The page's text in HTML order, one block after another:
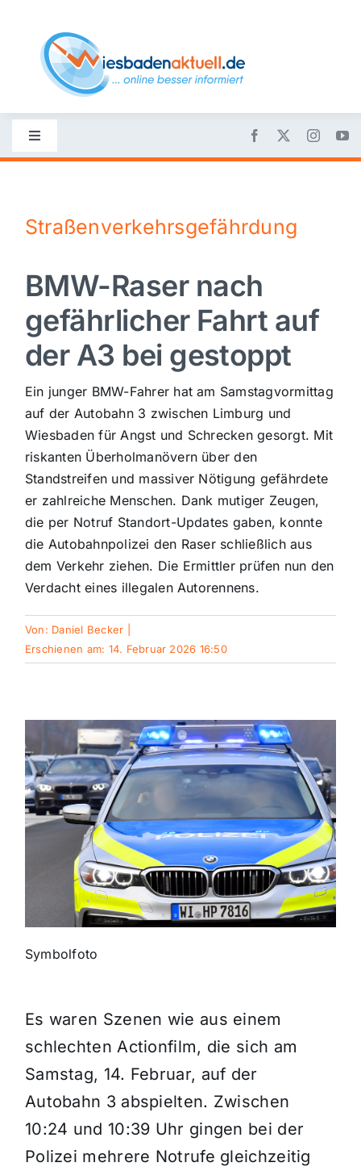
content
Toggle
Navigation
Nachrichten
Politik
Wirtschaft
Sport
Kultur
Panorama
Mein Stadtteil
Verkehrsmeldungen
Themen und Termine
Gewinnspiele
Straßenverkehrsgefährdung
BMW-Raser nach
gefährlicher Fahrt auf
der A3 bei gestoppt
Ein junger BMW-Fahrer hat am Samstagvormittag
auf der Autobahn 3 zwischen Limburg und
Wiesbaden für Angst und Schrecken gesorgt. Mit
riskanten Überholmanövern über den
Standstreifen und massiver Nötigung gefährdete
er zahlreiche Menschen. Dank mutiger Zeugen,
die per Notruf Standort-Updates gaben, konnte
die Autobahnpolizei den Raser schließlich aus
dem Verkehr ziehen. Die Ermittler prüfen nun den
Verdacht eines illegalen Autorennens.
Von: Daniel Becker
Erschienen am: 14. Februar 2026 16:50
Symbolfoto
Es waren Szenen wie aus einem
schlechten Actionfilm, die sich am
Samstag, 14. Februar, auf der
Autobahn 3 abspielten. Zwischen
10:24 und 10:39 Uhr gingen bei der
Polizei mehrere Notrufe gleichzeitig